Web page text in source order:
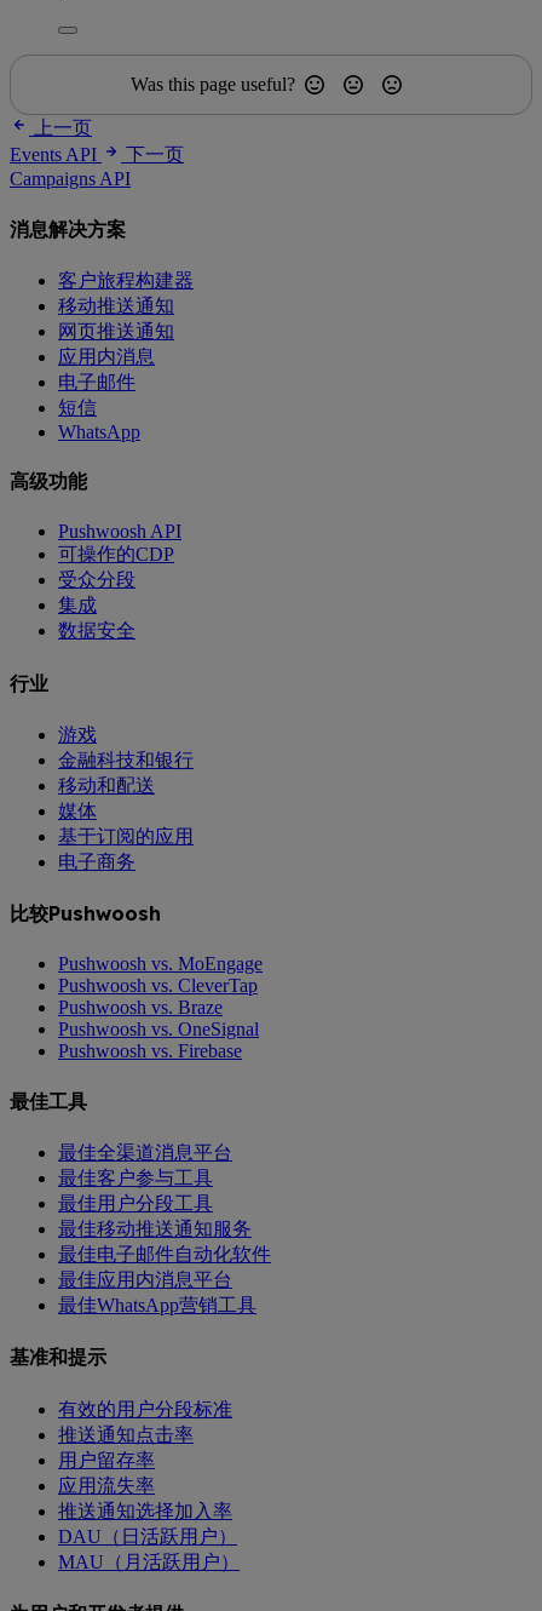
Was this page useful?
上一页
Events API
下一页
Campaigns API
消息解决方案
客户旅程构建器
移动推送通知
网页推送通知
应用内消息
电子邮件
短信
WhatsApp
高级功能
Pushwoosh API
可操作的CDP
受众分段
集成
数据安全
行业
游戏
金融科技和银行
移动和配送
媒体
基于订阅的应用
电子商务
比较Pushwoosh
Pushwoosh vs. MoEngage
Pushwoosh vs. CleverTap
Pushwoosh vs. Braze
Pushwoosh vs. OneSignal
Pushwoosh vs. Firebase
最佳工具
最佳全渠道消息平台
最佳客户参与工具
最佳用户分段工具
最佳移动推送通知服务
最佳电子邮件自动化软件
最佳应用内消息平台
最佳WhatsApp营销工具
基准和提示
有效的用户分段标准
推送通知点击率
用户留存率
应用流失率
推送通知选择加入率
DAU（日活跃用户）
MAU（月活跃用户）